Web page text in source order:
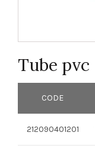
Tube pvc
CODE
212090401201